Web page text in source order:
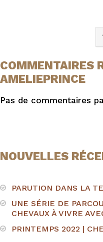
COMMENTAIRES
AMELIEPRINCE
Pas de commentaires
NOUVELLES
PARUTION DANS LA
UNE SÉRIE DE
CHEVAUX À VIVRE
PRINTEMPS 2022 |